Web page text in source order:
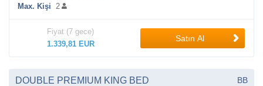
Max. Kişi 2
Fiyat (7 gece)
1.339,81 EUR
Satın Al
DOUBLE PREMIUM KING BED BB